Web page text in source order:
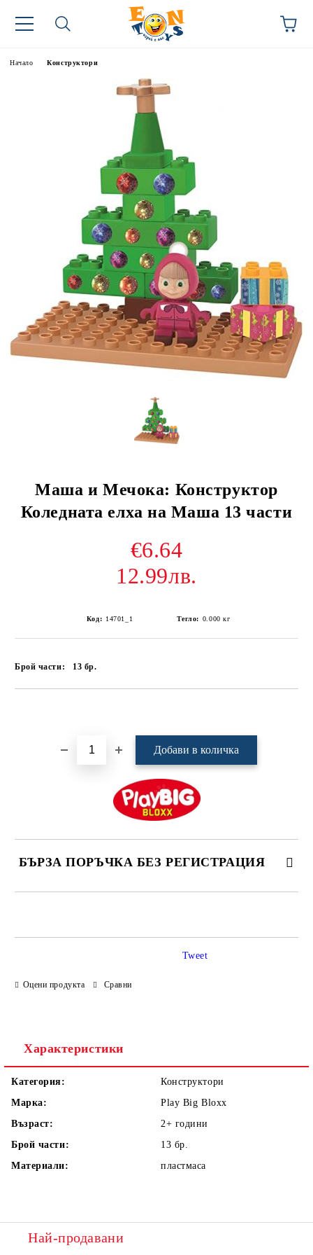
Начало Конструктори
Маша и Мечока: Конструктор
Коледната елха на Маша 13 части
€6.64
12.99лв.
Код: 14701_1 Тегло: 0.000 кг
Брой части: 13 бр.
БЪРЗА ПОРЪЧКА БЕЗ РЕГИСТРАЦИЯ
Оцени продукта Сравни
Tweet
Характеристики
Категория:
Конструктори
Марка:
Play Big Bloxx
Възраст:
2+ години
Брой части:
13 бр.
Материали:
пластмаса
Най-продавани